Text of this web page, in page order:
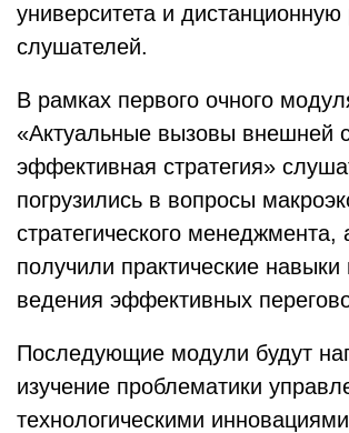
университета и дистанционную
слушателей.
В рамках первого очного
«Актуальные вызовы внешней
эффективная стратегия»
погрузились в вопросы
стратегического менеджмента,
получили практические навыки
ведения эффективных
Последующие модули будут
изучение проблематики
технологическими